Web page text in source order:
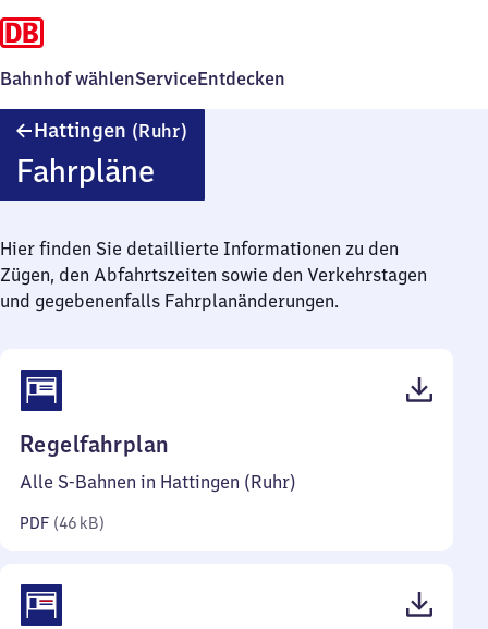
Bahnhof wählenServiceEntdecken
Hattingen (Ruhr)
Fahrpläne
Hier finden Sie detaillierte Informationen zu den
Zügen, den Abfahrtszeiten sowie den Verkehrstagen
und gegebenenfalls Fahrplanänderungen.
Regelfahrplan
46
Alle S-Bahnen in Hattingen (Ruhr)
PDF (46 kB)